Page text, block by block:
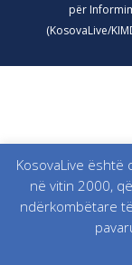
për
(KosovaLive/
KosovaLive është
në vitin 2000,
ndërkombëtare